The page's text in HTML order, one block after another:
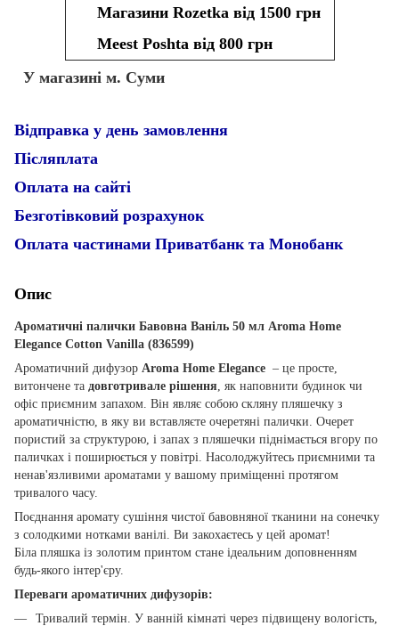
Магазини Rozetka від 1500 грн
Meest Poshta від 800 грн
У магазині м. Суми
Відправка у день замовлення
Післяплата
Оплата на сайті
Безготівковий розрахунок
Оплата частинами Приватбанк та Монобанк
Опис
Ароматичні палички Бавовна Ваніль 50 мл Aroma Home
Elegance Cotton Vanilla (836599)
Ароматичний дифузор Aroma Home Elegance – це просте,
витончене та довготривале рішення , як наповнити будинок чи
офіс приємним запахом. Він являє собою скляну пляшечку з
ароматичністю, в яку ви вставляєте очеретяні палички. Очерет
пористий за структурою, і запах з пляшечки піднімається вгору по
паличках і поширюється у повітрі. Насолоджуйтесь приємними та
ненав'язливими ароматами у вашому приміщенні протягом
тривалого часу.
Поєднання аромату сушіння чистої бавовняної тканини на сонечку
з солодкими нотками ванілі. Ви закохаєтесь у цей аромат!
Біла пляшка із золотим принтом стане ідеальним доповненням
будь-якого інтер'єру.
Переваги ароматичних дифузорів:
Тривалий термін. У ванній кімнаті через підвищену вологість,